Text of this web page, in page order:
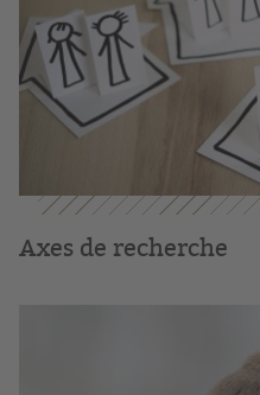
Axes de recherche